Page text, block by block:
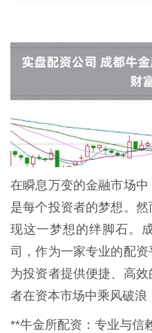
在瞬息万变的金融市场
是每个投资者的梦想。
现这一梦想的绊脚石。
司，作为一家专业的配
为投资者提供便捷、高
者在资本市场中乘风破浪
**牛金所配资：专业与信